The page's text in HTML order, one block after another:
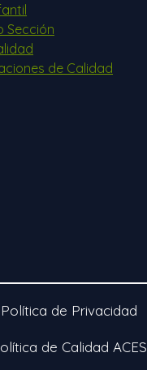
Sección
de Calidad
Política de Privacidad
de Calidad ACES